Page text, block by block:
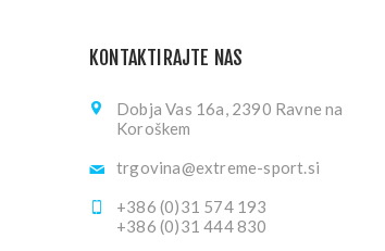
KONTAKTIRAJTE NAS
Dobja Vas 16a, 2390 Ravne na
Koroškem
trgovina@extreme-sport.si
+386 (0)31 574 193
+386 (0)31 444 830